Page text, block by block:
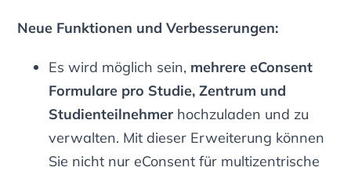
Neue Funktionen und Verbesserungen:
Es wird möglich sein, mehrere eConsent
Formulare pro Studie, Zentrum und
Studienteilnehmer hochzuladen und zu
verwalten. Mit dieser Erweiterung können
Sie nicht nur eConsent für multizentrische